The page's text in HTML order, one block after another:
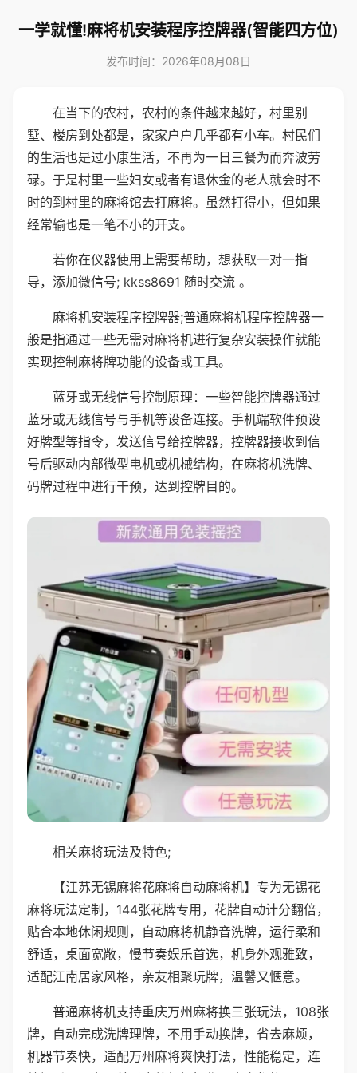
一学就懂!麻将机安装程序控牌器(智能四方位)
发布时间：2026年08月08日
在当下的农村，农村的条件越来越好，村里别
墅、楼房到处都是，家家户户几乎都有小车。村民们
的生活也是过小康生活，不再为一日三餐为而奔波劳
碌。于是村里一些妇女或者有退休金的老人就会时不
时的到村里的麻将馆去打麻将。虽然打得小，但如果
经常输也是一笔不小的开支。
若你在仪器使用上需要帮助，想获取一对一指
导，添加微信号; kkss8691 随时交流 。
麻将机安装程序控牌器;普通麻将机程序控牌器一
般是指通过一些无需对麻将机进行复杂安装操作就能
实现控制麻将牌功能的设备或工具。
蓝牙或无线信号控制原理：一些智能控牌器通过
蓝牙或无线信号与手机等设备连接。手机端软件预设
好牌型等指令，发送信号给控牌器，控牌器接收到信
号后驱动内部微型电机或机械结构，在麻将机洗牌、
码牌过程中进行干预，达到控牌目的。
相关麻将玩法及特色;
【江苏无锡麻将花麻将自动麻将机】专为无锡花
麻将玩法定制，144张花牌专用，花牌自动计分翻倍，
贴合本地休闲规则，自动麻将机静音洗牌，运行柔和
舒适，桌面宽敞，慢节奏娱乐首选，机身外观雅致，
适配江南居家风格，亲友相聚玩牌，温馨又惬意。
普通麻将机支持重庆万州麻将换三张玩法，108张
牌，自动完成洗牌理牌，不用手动换牌，省去麻烦，
机器节奏快，适配万州麻将爽快打法，性能稳定，连